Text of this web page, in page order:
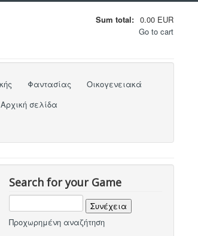
Sum total: 0.00 EUR
Go to cart
Φαντασίας
Οικογενειακά
Αρχική σελίδα
Search for your Game
Προχωρημένη αναζήτηση